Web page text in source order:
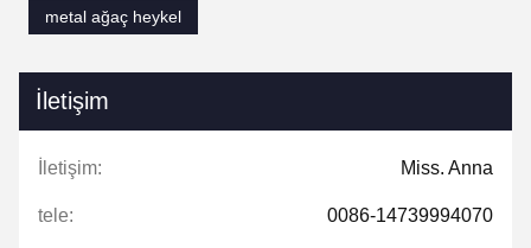
metal ağaç heykel
İletişim
İletişim: Miss. Anna
tele: 0086-14739994070